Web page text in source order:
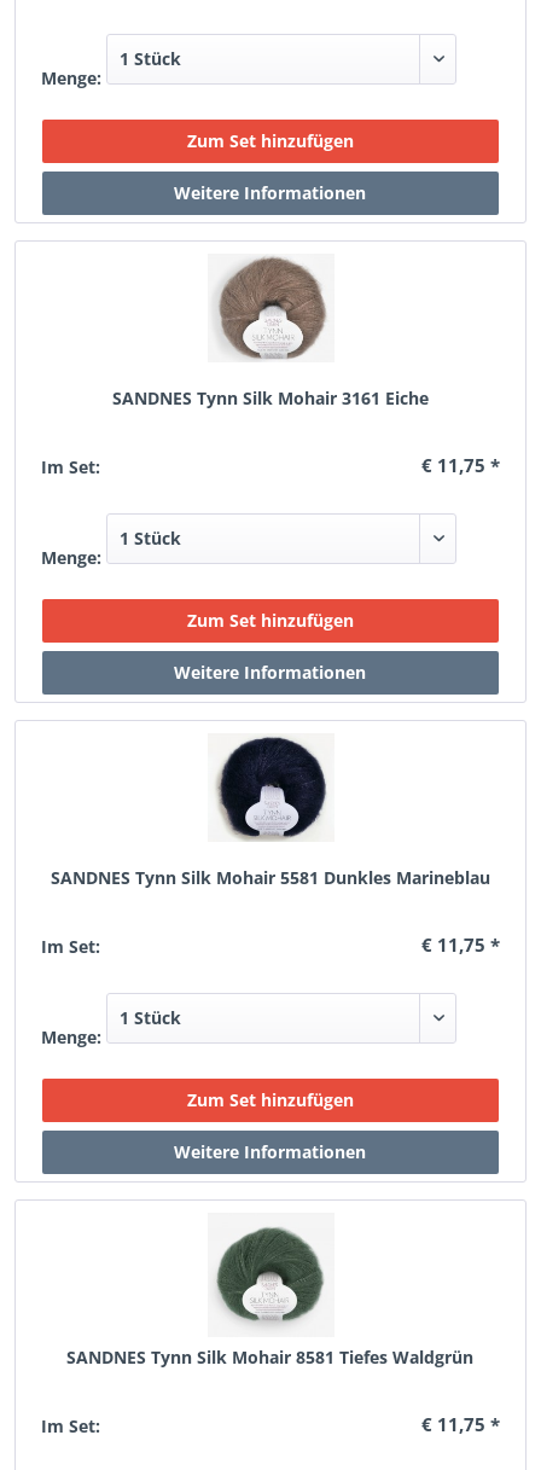
Menge:
SANDNES Tynn Silk Mohair 3161 Eiche
Im Set: € 11,75 *
Menge:
SANDNES Tynn Silk Mohair 5581 Dunkles Marineblau
Im Set: € 11,75 *
Menge:
SANDNES Tynn Silk Mohair 8581 Tiefes Waldgrün
Im Set: € 11,75 *